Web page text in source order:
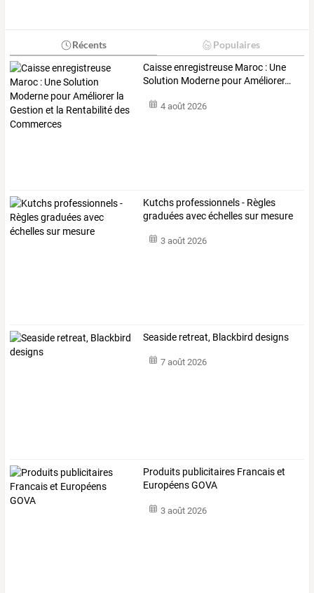
Récents Populaires
Caisseenregistreuse Maroc : Une
Solution Moderne pourAméliorer…
4 août 2026
Kutchs professionnels - Règles
graduées avec échelles sur mesure
3 août 2026
Seaside retreat, Blackbird designs
7 août 2026
Produits publicitaires Francais et
Européens GOVA
3 août 2026